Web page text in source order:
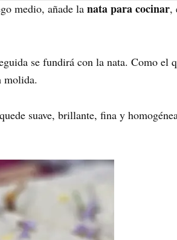
medio, añade la nata para cocinar,
se fundirá con la nata. Como el
molida.
suave, brillante, fina y